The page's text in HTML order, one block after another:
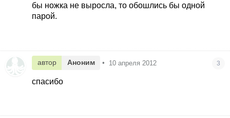
бы ножка не выросла, то обошлись бы одной
парой.
автор Аноним • 10 апреля 2012 3
спасибо